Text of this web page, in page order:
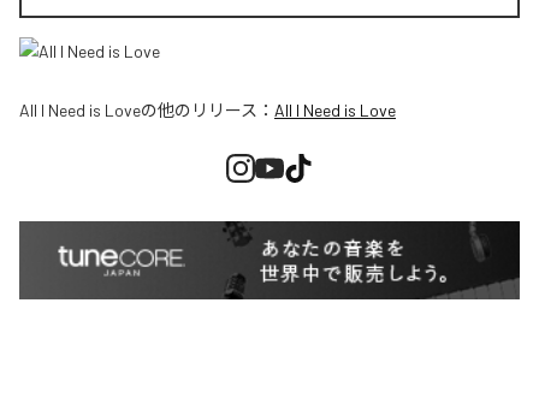
All I Need is Loveの他のリリース： All I Need is Love